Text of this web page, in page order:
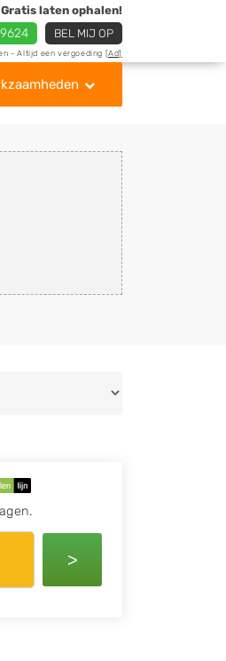
laten ophalen!
BEL MIJ OP
- Altijd een vergoeding [Ad]
>